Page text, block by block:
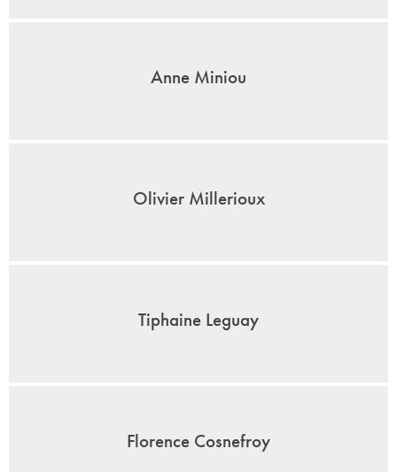
Anne Miniou
Olivier Millerioux
Tiphaine Leguay
Florence Cosnefroy